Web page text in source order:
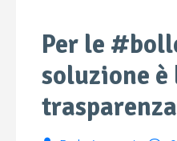
Per le
soluzione è
trasparenza